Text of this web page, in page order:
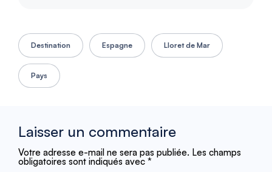
Destination Espagne Lloret de Mar
Pays
Laisser un commentaire
Votre adresse e-mail ne sera pas publiée. Les champs
obligatoires sont indiqués avec *